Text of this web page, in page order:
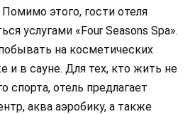
этого, гости отеля
услугами «Four Seasons Spa».
на косметических
и в сауне. Для тех, кто жить не
спорта, отель предлагает
аква аэробику, а также